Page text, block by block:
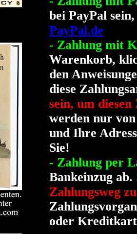
bei PayPal
PayPal.de
- Zahlung mit
Warenkorb,
den
diese
sein, um
werden nur
und Ihre
Sie!
- Zahlung per
Bankeinzug ab.
Zahlungsweg
oder